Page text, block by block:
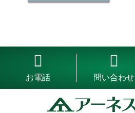
お電話 問い合わせ